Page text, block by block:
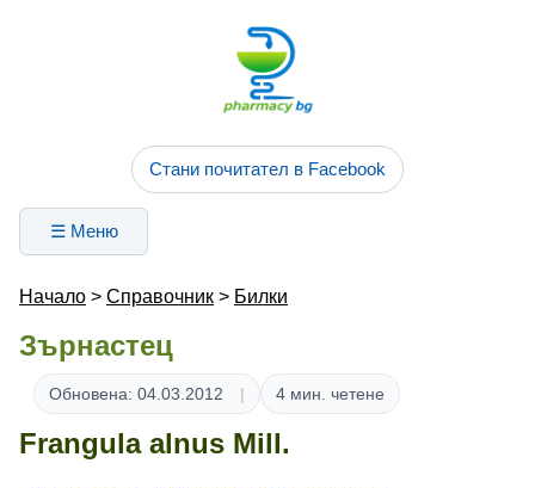
Стани почитател в Facebook
☰ Меню
Начало > Справочник > Билки
Зърнастец
Обновена: 04.03.2012 4 мин. четене
Frangula alnus Mill.